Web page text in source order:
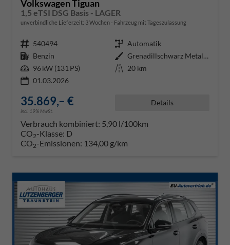
Volkswagen Tiguan
1,5 eTSI DSG Basis - LAGER
unverbindliche Lieferzeit: 3 Wochen Fahrzeug mit Tageszulassung
Fahrzeugnr. 540494 Getriebe Automatik
Kraftstoff Benzin Außenfarbe
Grenadillschwarz Metallic (0E)
Leistung 96 kW (131 PS) Kilometerstand 20 km
01.03.2026
35.869,– €
incl. 19% MwSt.
Details
Verbrauch kombiniert: 5,90 l/100km
CO2-Klasse: D
CO2-Emissionen: 134,00 g/km